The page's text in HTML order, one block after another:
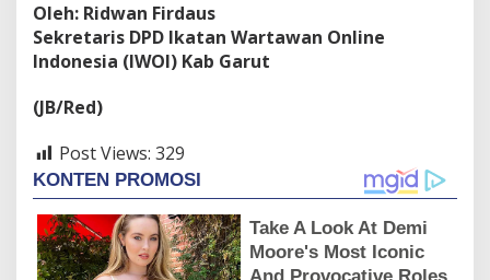
Oleh: Ridwan Firdaus
Sekretaris DPD Ikatan Wartawan Online
Indonesia (IWOI) Kab Garut
(JB/Red)
Post Views: 329